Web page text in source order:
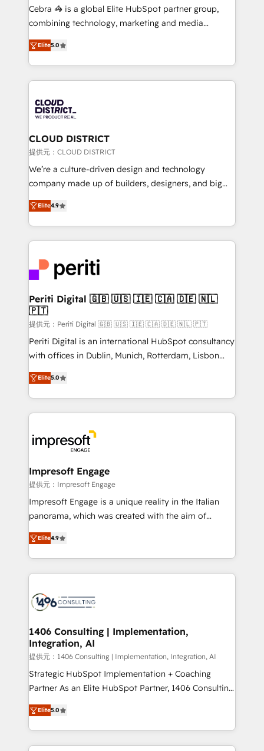
boost with a new HubSpot site Recognized leaders:
🏆 HubSpot Platform Migration Impact Award 🏆
Inbound Campaign of the Year 🏆 Gold AVA Digital
Award for Best Website 🌟 Accreditations: CRM
Cebra 🦓 is a global Elite HubSpot partner group,
combining technology, marketing and media
expertise across Latin America and Southern
Europe, with teams across 7 countries. Born in Chile,
we combine local insight with international reach to
help businesses grow through technology, creativity,
500+ HubSpot implementations, building end-to-
end solutions that integrate CRM, AI automation,
inbound and loop marketing, content, and digital
creativity. Our multicultural team works in Spanish,
Portuguese, and English to design scalable strategies
that drive measurable growth. 🌎 Highlights: • 10+
Platform Migration Excellence. • Top 3 Partner of the
Year LATAM 2022, 2023, 2024, 2025. • Partner of the
business with HubSpot? Let Cebra’s experts help
you grow faster, smarter, and with impact.
Elite5.0
CLOUD DISTRICT
提供元：CLOUD DISTRICT
We’re a culture-driven design and technology
company made up of builders, designers, and big
thinkers. We blend strategy, design, and
development—always fueled by curiosity—to turn
ideas, opportunities, and challenges into meaningful
experiences. To us, technology is more than just
and—most importantly—simple. That’s why we lean
into bold ideas and shape them into thoughtful
products and strategies that actually make a
difference.
Elite4.9
Periti Digital 🇬🇧 🇺🇸 🇮🇪 🇨🇦 🇩🇪 🇳🇱
🇵🇹
提供元：Periti Digital 🇬🇧 🇺🇸 🇮🇪 🇨🇦 🇩🇪 🇳🇱 🇵🇹
Periti Digital is an international HubSpot consultancy
with offices in Dublin, Munich, Rotterdam, Lisbon
and New York. 🔎 We are focused on enhancing
revenue-generation strategies for clients through
complete integration of core business processes
and systems (such as ERP and e-commerce
results. 🎯 We present a solution-centric approach
and we're focused on HubSpot. We work with some
of HubSpot's most important customers to generate
value from the platform in the long term. 🤖 We have
worked 400+ HubSpot customers across industries
but specialise in the more complex projects where
represent key aspects of the project's success.
Elite5.0
Impresoft Engage
提供元：Impresoft Engage
Impresoft Engage is a unique reality in the Italian
panorama, which was created with the aim of
putting Customer Experience at the center by
creating digital environments capable of integrating
people, processes and data. We offer the best
digital solutions on the market, ranging from CRM
marketing automation to online and offline sales
allowing companies to optimize processes and meet
the needs of the customer. We are part of Impresoft
Group, a group of specialized and complementary
companies that divide their offer into 4
Competence Centers: Smart Manufacturing,
The synergies generated by these integrations,
together with the combination of talents, skills,
Elite4.9
1406 Consulting | Implementation,
Integration, AI
提供元：1406 Consulting | Implementation, Integration, AI
Strategic HubSpot Implementation + Coaching
Partner As an Elite HubSpot Partner, 1406 Consulting
helps mid-market revenue teams transform how
they sell, market, and serve. We don't just build your
HubSpot—we teach your team to own it, then stay
to help you keep winning. What We Do ⚙️ CRM
Elite5.0